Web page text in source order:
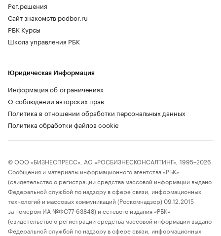
Рег.решения
Сайт знакомств podbor.ru
РБК Курсы
Школа управления РБК
Юридическая Информация
Информация об ограничениях
О соблюдении авторских прав
Политика в отношении обработки персональных данных
Политика обработки файлов cookie
© ООО «БИЗНЕСПРЕСС», АО «РОСБИЗНЕСКОНСАЛТИНГ», 1995–2026.
Сообщения и материалы информационного агентства «РБК»
(свидетельство о регистрации средства массовой информации выдано
Федеральной службой по надзору в сфере связи, информационных
технологий и массовых коммуникаций (Роскомнадзор) 09.12.2015
за номером ИА №ФС77-63848) и сетевого издания «РБК»
(свидетельство о регистрации средства массовой информации выдано
Федеральной службой по надзору в сфере связи, информационных